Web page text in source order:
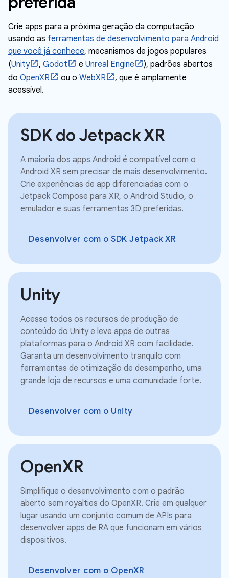
Crie apps para a próxima geração da computação
usando as ferramentas de desenvolvimento para Android
que você já conhece, mecanismos de jogos populares
(Unity , Godot e Unreal Engine
), padrões abertos
do OpenXR ou o WebXR
, que é amplamente
acessível.
SDK do Jetpack XR
A maioria dos apps Android é compatível com o
Android XR sem precisar de mais desenvolvimento.
Crie experiências de app diferenciadas com o
Jetpack Compose para XR, o Android Studio, o
emulador e suas ferramentas 3D preferidas.
Desenvolver com o SDK Jetpack XR
Unity
Acesse todos os recursos de produção de
conteúdo do Unity e leve apps de outras
plataformas para o Android XR com facilidade.
Garanta um desenvolvimento tranquilo com
ferramentas de otimização de desempenho, uma
grande loja de recursos e uma comunidade forte.
Desenvolver com o Unity
OpenXR
Simplifique o desenvolvimento com o padrão
aberto sem royalties do OpenXR. Crie em qualquer
lugar usando um conjunto comum de APIs para
desenvolver apps de RA que funcionam em vários
dispositivos.
Desenvolver com o OpenXR